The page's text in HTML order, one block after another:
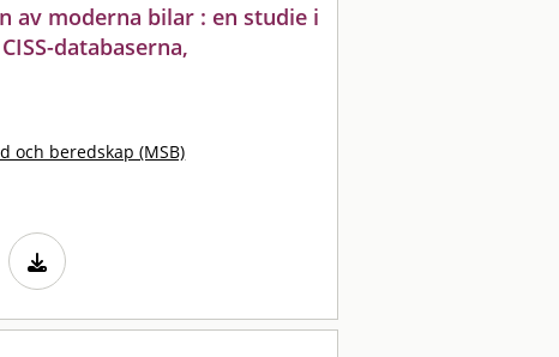
av moderna bilar : en studie i
databaserna,
och beredskap (MSB)